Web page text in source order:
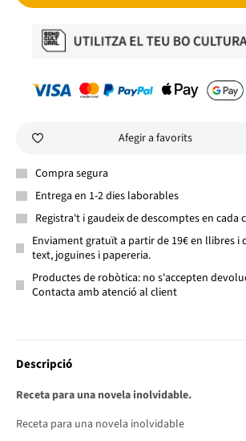
Afegir a favorits
Compra segura
Entrega en 1-2 dies laborables
Registra't i gaudeix de descomptes en cada
Enviament gratuït a partir de 19€ en llibres i
text, joguines i papereria.
Productes de robòtica: no s'accepten
Contacta amb atenció al client
Descripció
Receta para una novela inolvidable.
Receta para una novela inolvidable